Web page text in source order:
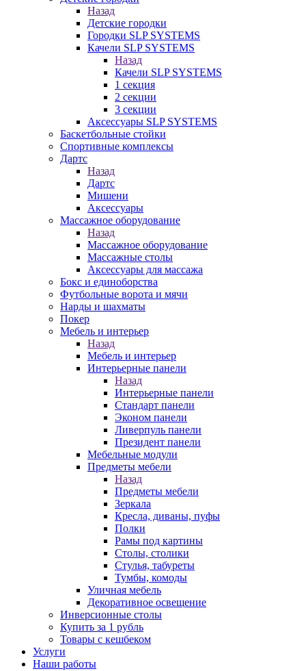
Назад
Детские городки
Городки SLP SYSTEMS
Качели SLP SYSTEMS
Назад
Качели SLP SYSTEMS
1 секция
2 секции
3 секции
Аксессуары SLP SYSTEMS
Баскетбольные стойки
Спортивные комплексы
Дартс
Назад
Дартс
Мишени
Аксессуары
Массажное оборудование
Назад
Массажное оборудование
Массажные столы
Аксессуары для массажа
Бокс и единоборства
Футбольные ворота и мячи
Нарды и шахматы
Покер
Мебель и интерьер
Назад
Мебель и интерьер
Интерьерные панели
Назад
Интерьерные панели
Стандарт панели
Эконом панели
Ливерпуль панели
Президент панели
Мебельные модули
Предметы мебели
Назад
Предметы мебели
Зеркала
Кресла, диваны, пуфы
Полки
Рамы под картины
Столы, столики
Стулья, табуреты
Тумбы, комоды
Уличная мебель
Декоративное освещение
Инверсионные столы
Купить за 1 рубль
Товары с кешбеком
Услуги
Наши работы